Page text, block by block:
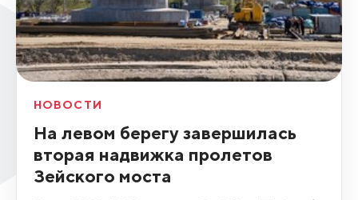
НОВОСТИ
На левом берегу завершилась
вторая надвижка пролетов
Зейского моста